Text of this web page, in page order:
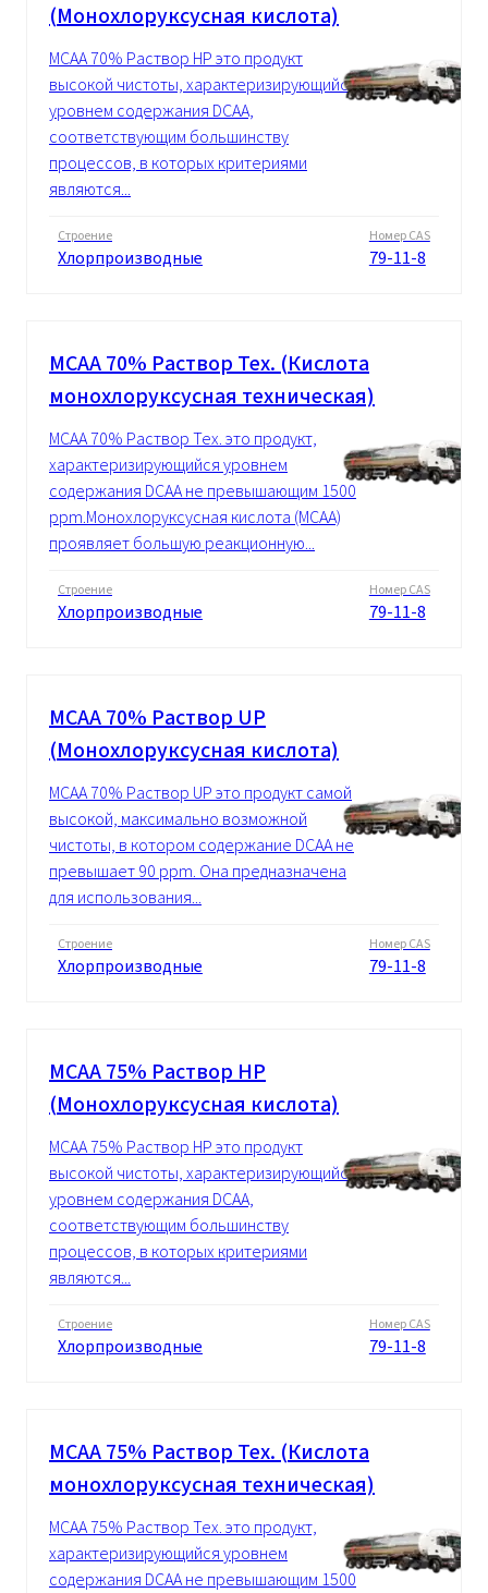
(Монохлоруксусная кислота)
MCAA 70% Pаствор HP это продукт
высокой чистоты, характеризирующийся
уровнем содержания DCAA,
соответствующим большинству
процессов, в которых критериями
являются...
Строение
Хлорпроизводные
Номер CAS
79-11-8
MCAA 70% Pаствор Tex. (Кислота
монохлоруксусная техническая)
MCAA 70% Pаствор Tex. это продукт,
характеризирующийся уровнем
содержания DCAA не превышающим 1500
ppm.Монохлоруксусная кислота (MCAA)
проявляет большую реакционную...
Строение
Хлорпроизводные
Номер CAS
79-11-8
MCAA 70% Pаствор UP
(Монохлоруксусная кислота)
MCAA 70% Pаствор UP это продукт самой
высокой, максимально возможной
чистоты, в котором содержание DCAA не
превышает 90 ppm. Она предназначена
для использования...
Строение
Хлорпроизводные
Номер CAS
79-11-8
MCAA 75% Pаствор HP
(Монохлоруксусная кислота)
MCAA 75% Pаствор HP это продукт
высокой чистоты, характеризирующийся
уровнем содержания DCAA,
соответствующим большинству
процессов, в которых критериями
являются...
Строение
Хлорпроизводные
Номер CAS
79-11-8
MCAA 75% Pаствор Tex. (Кислота
монохлоруксусная техническая)
MCAA 75% Pаствор Tex. это продукт,
характеризирующийся уровнем
содержания DCAA не превышающим 1500